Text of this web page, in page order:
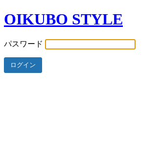
OIKUBO STYLE
パスワード